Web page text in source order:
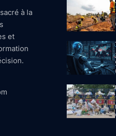
à la
et